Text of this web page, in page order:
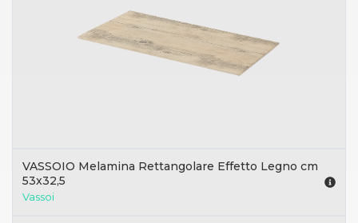
VASSOIO Melamina Rettangolare Effetto Legno cm
53x32,5
Vassoi